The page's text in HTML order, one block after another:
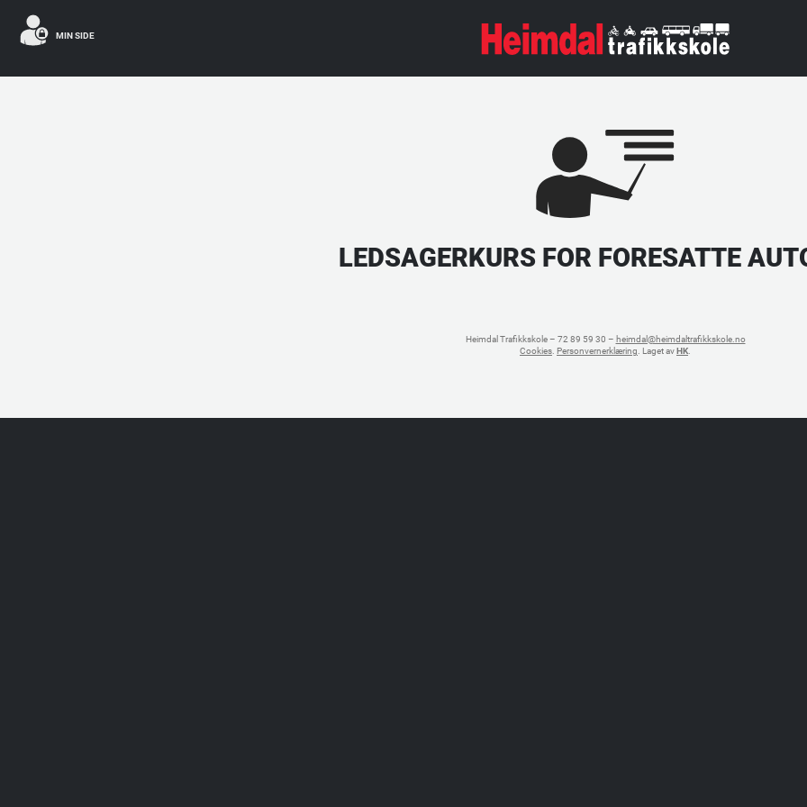
MIN SIDE
LEDSAGERKURS FOR FORESATTE
Heimdal Trafikkskole – 72 89 59 30 – heimdal@heimdaltrafikkskole.no
Cookies. Personvernerklæring. Laget av HK.